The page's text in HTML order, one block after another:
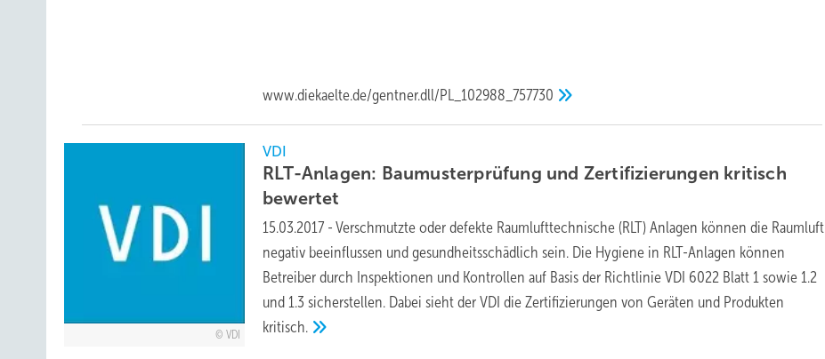
www.diekaelte.de/gentner.dll/PL_102988_757730
VDI
VDI
RLT-Anlagen: Baumusterprüfung und Zertifizierungen kritisch
bewertet
15.03.2017 - Verschmutzte oder defekte Raumlufttechnische (RLT) Anlagen können die Raumluft
negativ beeinflussen und gesundheitsschädlich sein. Die Hygiene in RLT-Anlagen können
Betreiber durch Inspektionen und Kontrollen auf Basis der Richtlinie VDI 6022 Blatt 1 sowie 1.2
und 1.3 sicherstellen. Dabei sieht der VDI die Zertifizierungen von Geräten und Produkten
kritisch.